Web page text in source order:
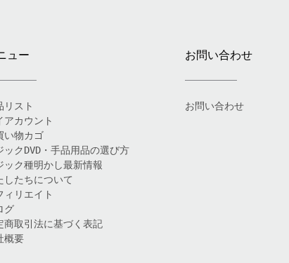
ュー
リスト
アカウント
い物カゴ
ックDVD・手品用品の選び方
ック種明かし最新情報
したちについて
ィリエイト
グ
商取引法に基づく表記
概要
お問い合わせ
お問い合わせ